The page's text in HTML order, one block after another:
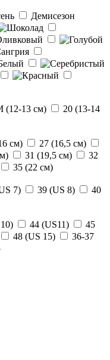
Отзыв от Натальи
г.Красноярск
Демисезон
(12-13 см)
20 (13-14
см)
27 (16,5 см)
31 (19,5 см)
32
35 (22 см)
7) 39 (US 8)
40
44 (US11)
45
48 (US 15)
36-37